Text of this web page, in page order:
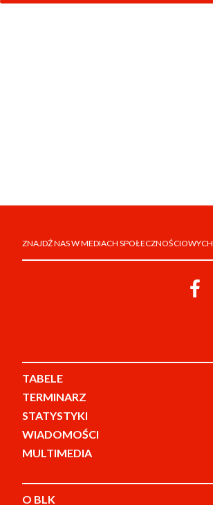
ZNAJDŹ NAS W MEDIACH SPOŁECZNOŚCIOWYCH
TABELE
TERMINARZ
STATYSTYKI
WIADOMOŚCI
MULTIMEDIA
O BLK